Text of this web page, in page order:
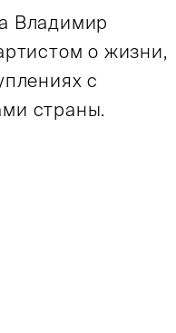
Владимир
о жизни,
с
страны.
пианино, на